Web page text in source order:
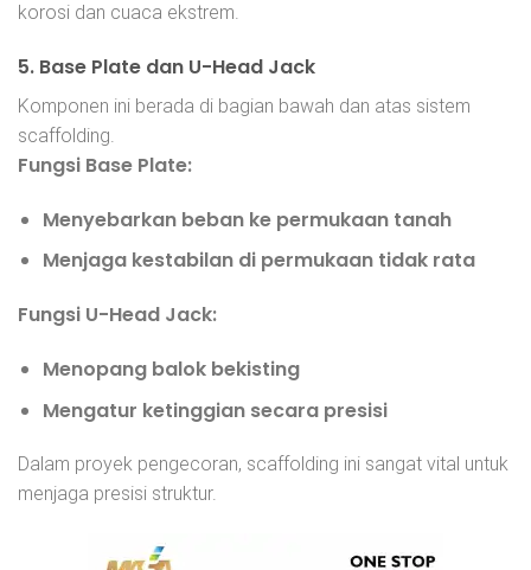
korosi dan cuaca ekstrem.
5. Base Plate dan U-Head Jack
Komponen ini berada di bagian bawah dan atas sistem
scaffolding.
Fungsi Base Plate:
Menyebarkan beban ke permukaan tanah
Menjaga kestabilan di permukaan tidak rata
Fungsi U-Head Jack:
Menopang balok bekisting
Mengatur ketinggian secara presisi
Dalam proyek pengecoran, scaffolding ini sangat vital untuk
menjaga presisi struktur.